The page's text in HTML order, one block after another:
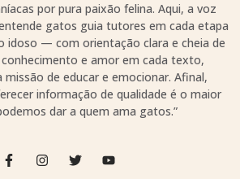
por pura paixão felina. Aqui, a voz
gatos guia tutores em cada etapa
— com orientação clara e cheia de
e amor em cada texto,
de educar e emocionar. Afinal,
informação de qualidade é o maior
dar a quem ama gatos.”